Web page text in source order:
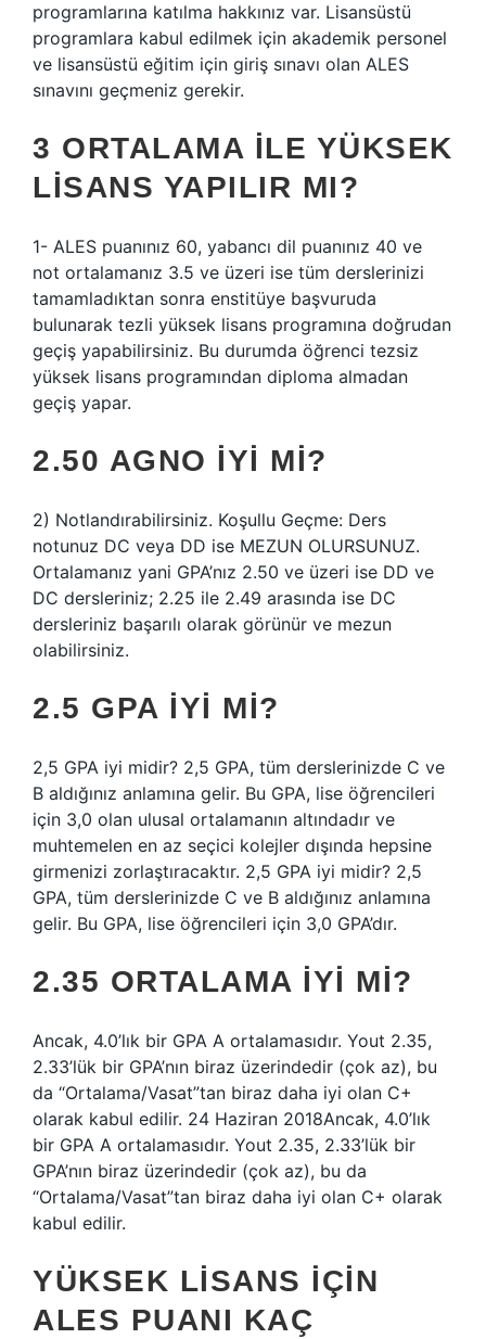
programlarına katılma hakkınız var. Lisansüstü
programlara kabul edilmek için akademik personel
ve lisansüstü eğitim için giriş sınavı olan ALES
sınavını geçmeniz gerekir.
3 ORTALAMA ILE YÜKSEK
LISANS YAPILIR MI?
1- ALES puanınız 60, yabancı dil puanınız 40 ve
not ortalamanız 3.5 ve üzeri ise tüm derslerinizi
tamamladıktan sonra enstitüye başvuruda
bulunarak tezli yüksek lisans programına doğrudan
geçiş yapabilirsiniz. Bu durumda öğrenci tezsiz
yüksek lisans programından diploma almadan
geçiş yapar.
2.50 AGNO IYI MI?
2) Notlandırabilirsiniz. Koşullu Geçme: Ders
notunuz DC veya DD ise MEZUN OLURSUNUZ.
Ortalamanız yani GPA’nız 2.50 ve üzeri ise DD ve
DC dersleriniz; 2.25 ile 2.49 arasında ise DC
dersleriniz başarılı olarak görünür ve mezun
olabilirsiniz.
2.5 GPA IYI MI?
2,5 GPA iyi midir? 2,5 GPA, tüm derslerinizde C ve
B aldığınız anlamına gelir. Bu GPA, lise öğrencileri
için 3,0 olan ulusal ortalamanın altındadır ve
muhtemelen en az seçici kolejler dışında hepsine
girmenizi zorlaştıracaktır. 2,5 GPA iyi midir? 2,5
GPA, tüm derslerinizde C ve B aldığınız anlamına
gelir. Bu GPA, lise öğrencileri için 3,0 GPA’dır.
2.35 ORTALAMA IYI MI?
Ancak, 4.0’lık bir GPA A ortalamasıdır. Yout 2.35,
2.33’lük bir GPA’nın biraz üzerindedir (çok az), bu
da “Ortalama/Vasat”tan biraz daha iyi olan C+
olarak kabul edilir. 24 Haziran 2018Ancak, 4.0’lık
bir GPA A ortalamasıdır. Yout 2.35, 2.33’lük bir
GPA’nın biraz üzerindedir (çok az), bu da
“Ortalama/Vasat”tan biraz daha iyi olan C+ olarak
kabul edilir.
YÜKSEK LISANS IÇIN
ALES PUANI KAÇ